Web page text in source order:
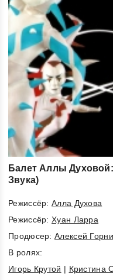
Балет Аллы Духовой:
Звука)
Режиссёр:Алла Духова
Режиссёр:Хуан Ларра
Продюсер:Алексей
В ролях:
Игорь Крутой | Кристина